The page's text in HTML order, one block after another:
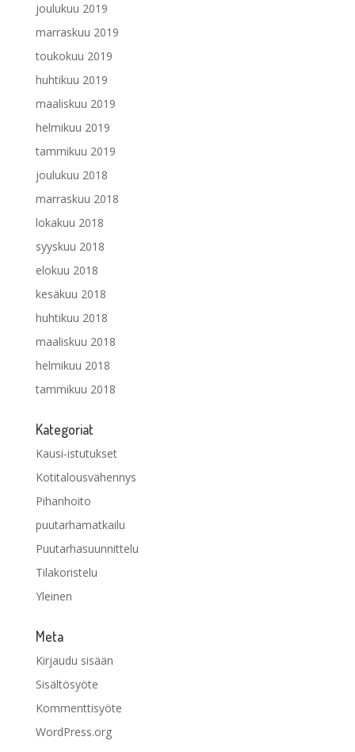
joulukuu 2019
marraskuu 2019
toukokuu 2019
huhtikuu 2019
maaliskuu 2019
helmikuu 2019
tammikuu 2019
joulukuu 2018
marraskuu 2018
lokakuu 2018
syyskuu 2018
elokuu 2018
kesäkuu 2018
huhtikuu 2018
maaliskuu 2018
helmikuu 2018
tammikuu 2018
Kategoriat
Kausi-istutukset
Kotitalousvähennys
Pihanhoito
puutarhamatkailu
Puutarhasuunnittelu
Tilakoristelu
Yleinen
Meta
Kirjaudu sisään
Sisältösyöte
Kommenttisyöte
WordPress.org